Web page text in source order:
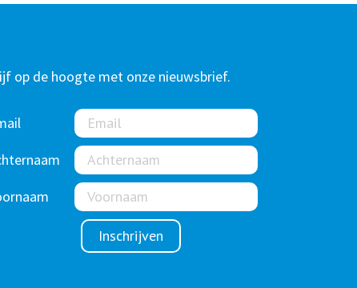
op de hoogte met onze nieuwsbrief.
Inschrijven